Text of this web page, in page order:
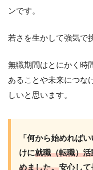
ンです。
若さを生かして強気で
無職期間はとにかく時
あることや未来につな
しいと思います。
「何から始めれば
けに就職（転職）
めました。安心して